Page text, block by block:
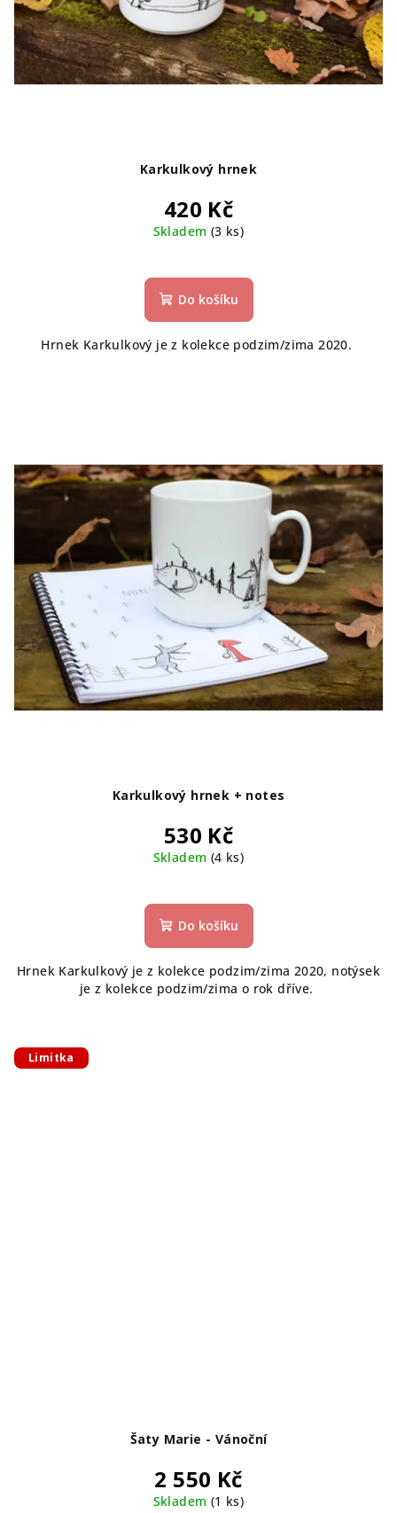
Karkulkový hrnek
420 Kč
Skladem (3 ks)
Do košíku
Hrnek Karkulkový je z kolekce podzim/zima 2020.
Karkulkový hrnek + notes
530 Kč
Skladem (4 ks)
Do košíku
Hrnek Karkulkový je z kolekce podzim/zima 2020, notýsek
je z kolekce podzim/zima o rok dříve.
Limitka
Šaty Marie - Vánoční
2 550 Kč
Skladem (1 ks)